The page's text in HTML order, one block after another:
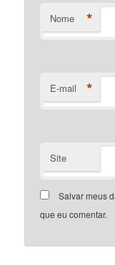
Nome *
E-mail *
Site
Salvar meus
que eu comentar.